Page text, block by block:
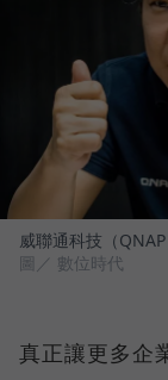
威聯通科技（
圖／ 數位時代
真正讓更多企